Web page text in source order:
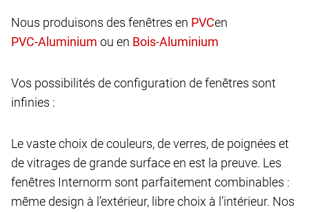
Nous produisons des fenêtres en
en
ou en
Vos possibilités de configuration de fenêtres sont
infinies :
Le vaste choix de couleurs, de verres, de poignées et
de vitrages de grande surface en est la preuve. Les
fenêtres Internorm sont parfaitement combinables :
même design à l’extérieur, libre choix à l’intérieur. Nos